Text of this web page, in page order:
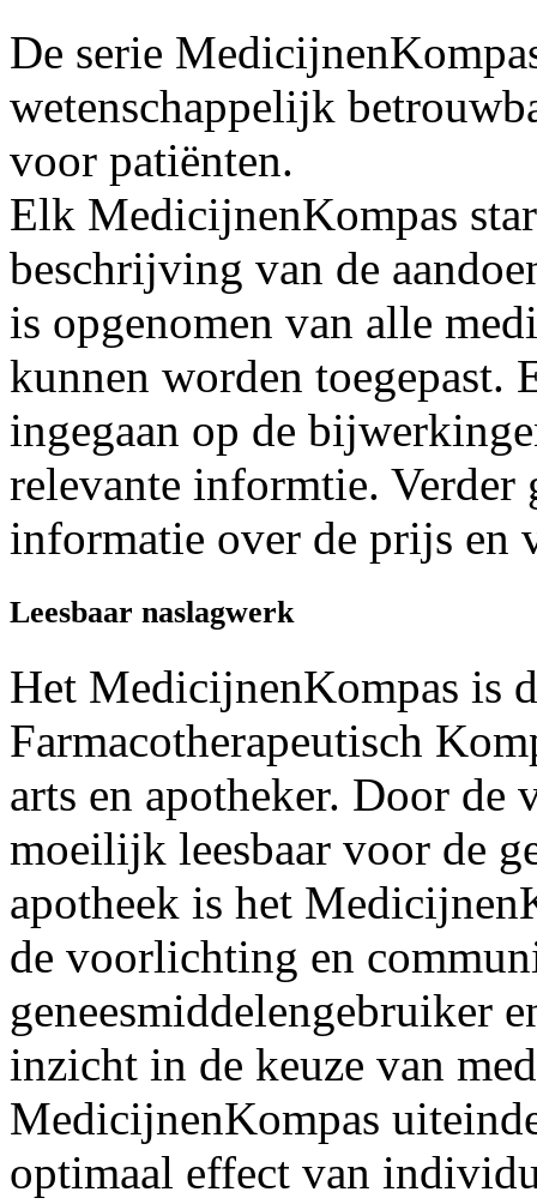
De serie
wetenschappelijk
voor patiënten.
Elk MedicijnenKompas
beschrijving van de
is opgenomen van alle
kunnen worden toegepast.
ingegaan op de
relevante informtie.
informatie over de prijs en
Leesbaar naslagwerk
Het MedicijnenKompas is
Farmacotherapeutisch
arts en apotheker. Door de
moeilijk leesbaar voor de
apotheek is het
de voorlichting en
geneesmiddelengebruiker
inzicht in de keuze van
MedicijnenKompas
optimaal effect van